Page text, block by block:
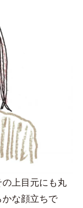
上目元にも丸
な顔立ちで